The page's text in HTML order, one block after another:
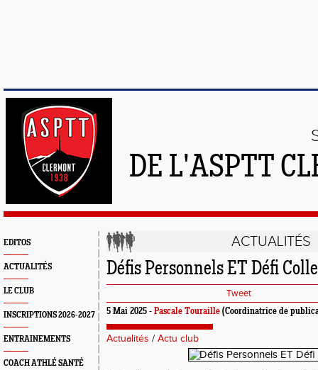
DE L'ASPTT
EDITOS
ACTUALITÉS
LE CLUB
INSCRIPTIONS 2026-2027
ENTRAINEMENTS
COACH ATHLÉ SANTÉ
ACTUALITÉS
Défis Personnels ET Défi
Tweet
5 Mai 2025 - Pascale Touraille (Coordinatrice de
Actualités / Actu club